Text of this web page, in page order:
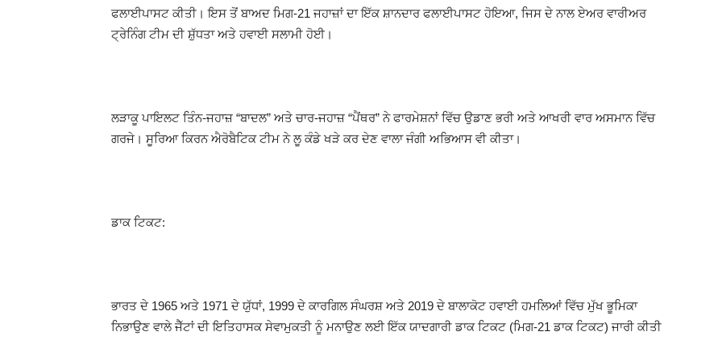
ਫਲਾਈਪਾਸਟ ਕੀਤੀ। ਇਸ ਤੋਂ ਬਾਅਦ ਮਿਗ-21 ਜਹਾਜ਼ਾਂ ਦਾ ਇੱਕ ਸ਼ਾਨਦਾਰ ਫਲਾਈਪਾਸਟ ਹੋਇਆ, ਜਿਸ ਦੇ ਨਾਲ ਏਅਰ ਵਾਰੀਅਰ
ਟ੍ਰੇਨਿੰਗ ਟੀਮ ਦੀ ਸ਼ੁੱਧਤਾ ਅਤੇ ਹਵਾਈ ਸਲਾਮੀ ਹੋਈ।
ਲੜਾਕੂ ਪਾਇਲਟ ਤਿੰਨ-ਜਹਾਜ਼ “ਬਾਦਲ” ਅਤੇ ਚਾਰ-ਜਹਾਜ਼ “ਪੈਂਥਰ” ਨੇ ਫਾਰਮੇਸ਼ਨਾਂ ਵਿੱਚ ਉਡਾਣ ਭਰੀ ਅਤੇ ਆਖਰੀ ਵਾਰ ਅਸਮਾਨ ਵਿੱਚ
ਗਰਜੇ। ਸੂਰਿਆ ਕਿਰਨ ਐਰੋਬੈਟਿਕ ਟੀਮ ਨੇ ਲੂ ਕੰਡੇ ਖੜੇ ਕਰ ਦੇਣ ਵਾਲਾ ਜੰਗੀ ਅਭਿਆਸ ਵੀ ਕੀਤਾ।
ਡਾਕ ਟਿਕਟ:
ਭਾਰਤ ਦੇ 1965 ਅਤੇ 1971 ਦੇ ਯੁੱਧਾਂ, 1999 ਦੇ ਕਾਰਗਿਲ ਸੰਘਰਸ਼ ਅਤੇ 2019 ਦੇ ਬਾਲਾਕੋਟ ਹਵਾਈ ਹਮਲਿਆਂ ਵਿੱਚ ਮੁੱਖ ਭੂਮਿਕਾ
ਨਿਭਾਉਣ ਵਾਲੇ ਜੈੱਟਾਂ ਦੀ ਇਤਿਹਾਸਕ ਸੇਵਾਮੁਕਤੀ ਨੂੰ ਮਨਾਉਣ ਲਈ ਇੱਕ ਯਾਦਗਾਰੀ ਡਾਕ ਟਿਕਟ (ਮਿਗ-21 ਡਾਕ ਟਿਕਟ) ਜਾਰੀ ਕੀਤੀ